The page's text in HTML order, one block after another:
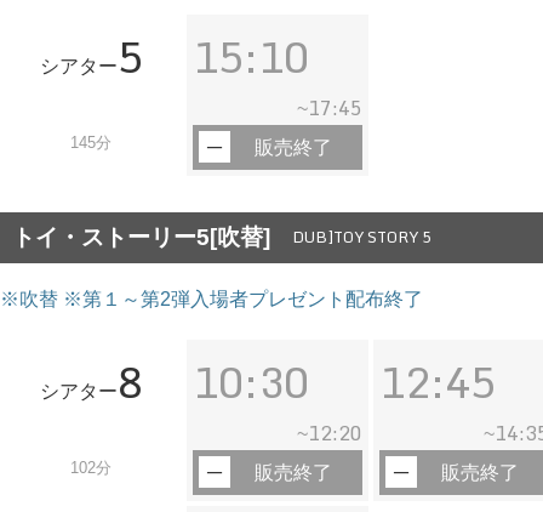
シアター5
145分
15:10
~17:45
販売終了
トイ・ストーリー5[吹替] DUB]TOY STORY 5
※吹替 ※第１～第2弾入場者プレゼント配布終了
シアター8
102分
10:30
~12:20
販売終了
12:45
~
販売終了